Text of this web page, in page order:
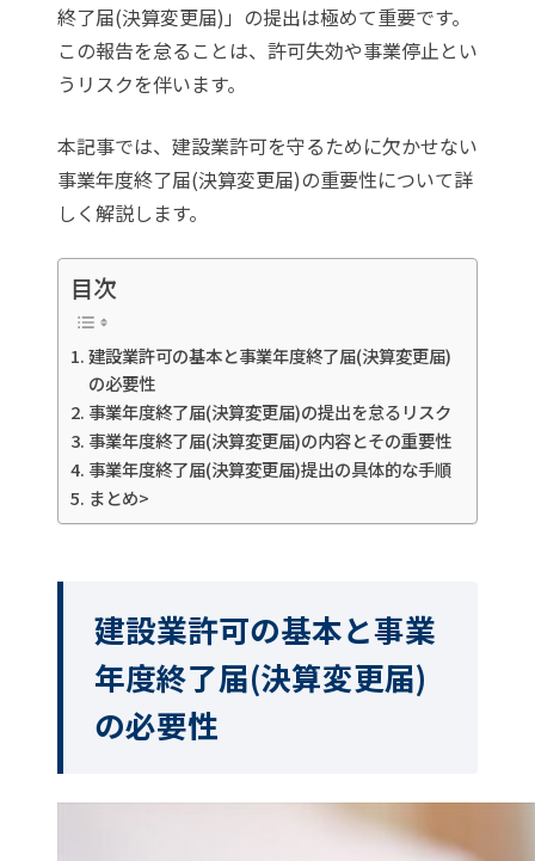
終了届(決算変更届)」の提出は極めて重要です。
この報告を怠ることは、許可失効や事業停止とい
うリスクを伴います。
本記事では、建設業許可を守るために欠かせない
事業年度終了届(決算変更届)の重要性について詳
しく解説します。
目次
建設業許可の基本と事業年度終了届(決算変更届)
の必要性
事業年度終了届(決算変更届)の提出を怠るリスク
事業年度終了届(決算変更届)の内容とその重要性
事業年度終了届(決算変更届)提出の具体的な手順
まとめ>
建設業許可の基本と事業
年度終了届(決算変更届)
の必要性